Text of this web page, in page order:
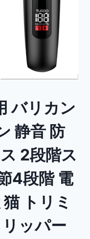
バリカン
静音 防
2段階ス
4段階 電
トリミ
ッパー